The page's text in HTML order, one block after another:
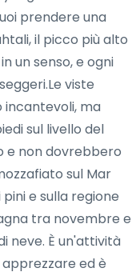
prendere una
il picco più alto
un senso, e ogni
viste
incantevoli, ma
sul livello del
e non dovrebbero
sul Mar
e sulla regione
tra novembre e
neve. È un'attività
ed è